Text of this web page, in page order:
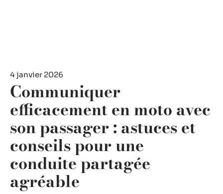
4 janvier 2026
Communiquer
efficacement en moto avec
son passager : astuces et
conseils pour une
conduite partagée
agréable